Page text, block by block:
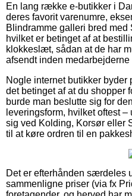
En lang række e-butikker i
deres favorit varenumre,
Blindramme galleri bred
hvilket er betinget af at
klokkeslæt, sådan at de har
afsendt inden medarbejderne
Nogle internet butikker byder
det betinget af at du shopper
burde man beslutte sig for
leveringsform, hvilket oftest
sig ved Kolding, Korsør eller
til at køre ordren til en
Det er efterhånden særdeles
sammenligne priser (via fx